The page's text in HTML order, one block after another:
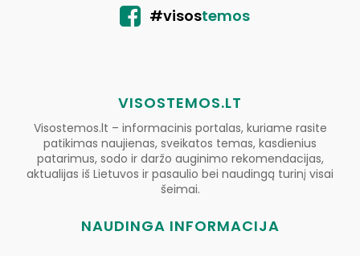
#visostemos
VISOSTEMOS.LT
Visostemos.lt – informacinis portalas, kuriame rasite
patikimas naujienas, sveikatos temas, kasdienius
patarimus, sodo ir daržo auginimo rekomendacijas,
aktualijas iš Lietuvos ir pasaulio bei naudingą turinį visai
šeimai.
NAUDINGA INFORMACIJA